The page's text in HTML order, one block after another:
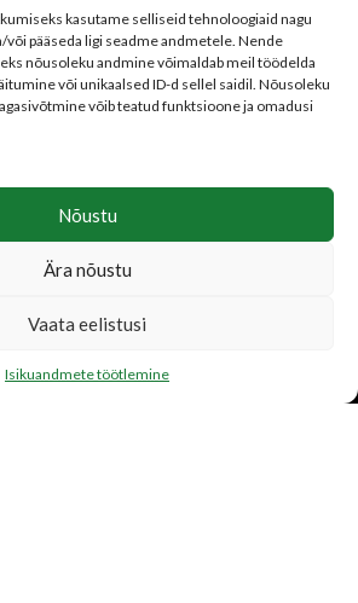
kasutame selliseid tehnoloogiaid nagu
või pääseda ligi seadme andmetele. Nende
nõusoleku andmine võimaldab meil töödelda
või unikaalsed ID-d sellel saidil. Nõusoleku
võib teatud funktsioone ja omadusi
Nõustu
Ära nõustu
Vaata eelistusi
Isikuandmete töötlemine